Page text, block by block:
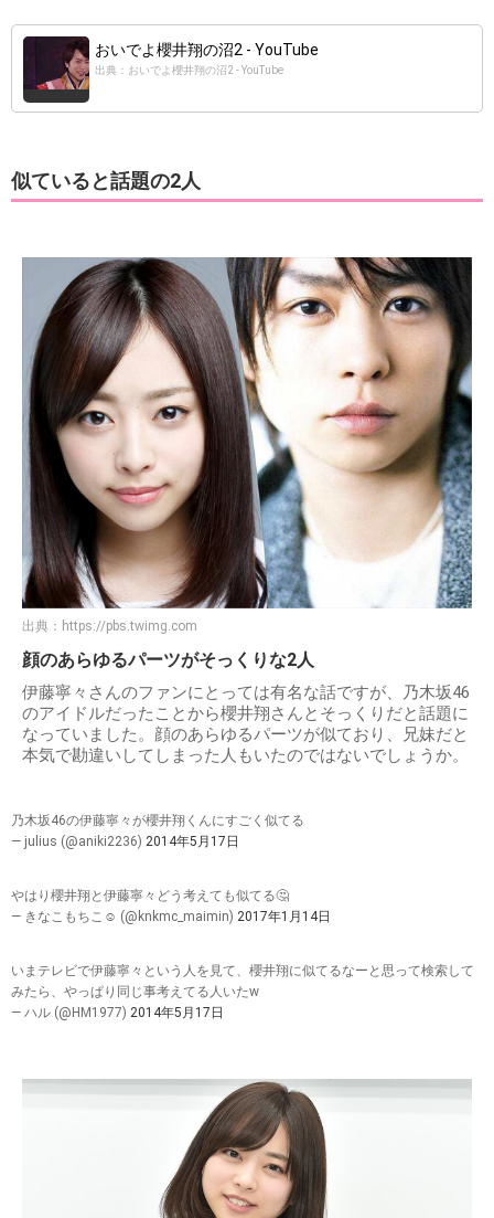
おいでよ櫻井翔の沼2 - YouTube
出典：おいでよ櫻井翔の沼2 - YouTube
似ていると話題の2人
出典： https://pbs.twimg.com
顔のあらゆるパーツがそっくりな2人
伊藤寧々さんのファンにとっては有名な話ですが、乃木坂46
のアイドルだったことから櫻井翔さんとそっくりだと話題に
なっていました。顔のあらゆるパーツが似ており、兄妹だと
本気で勘違いしてしまった人もいたのではないでしょうか。
乃木坂46の伊藤寧々が櫻井翔くんにすごく似てる
— julius (@aniki2236) 2014年5月17日
やはり櫻井翔と伊藤寧々どう考えても似てる🤔
— きなこもちこ☺︎ (@knkmc_maimin) 2017年1月14日
いまテレビで伊藤寧々という人を見て、櫻井翔に似てるなーと思って検索して
みたら、やっぱり同じ事考えてる人いたw
— ハル (@HM1977) 2014年5月17日